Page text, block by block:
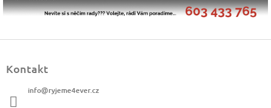
Kontakt
info@ryjeme4ever.cz